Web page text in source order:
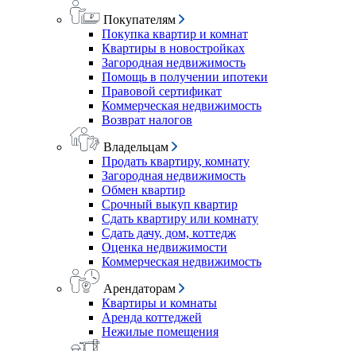
Покупателям
Покупка квартир и комнат
Квартиры в новостройках
Загородная недвижимость
Помощь в получении ипотеки
Правовой сертификат
Коммерческая недвижимость
Возврат налогов
Владельцам
Продать квартиру, комнату
Загородная недвижимость
Обмен квартир
Срочный выкуп квартир
Сдать квартиру или комнату
Сдать дачу, дом, коттедж
Оценка недвижимости
Коммерческая недвижимость
Арендаторам
Квартиры и комнаты
Аренда коттеджей
Нежилые помещения